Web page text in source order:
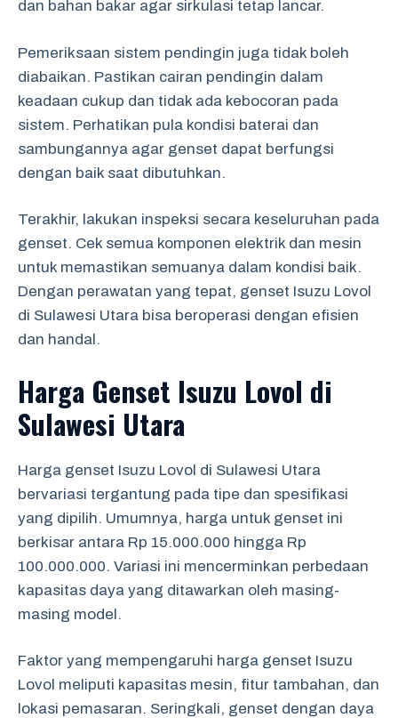
dan bahan bakar agar sirkulasi tetap lancar.
Pemeriksaan sistem pendingin juga tidak boleh
diabaikan. Pastikan cairan pendingin dalam
keadaan cukup dan tidak ada kebocoran pada
sistem. Perhatikan pula kondisi baterai dan
sambungannya agar genset dapat berfungsi
dengan baik saat dibutuhkan.
Terakhir, lakukan inspeksi secara keseluruhan pada
genset. Cek semua komponen elektrik dan mesin
untuk memastikan semuanya dalam kondisi baik.
Dengan perawatan yang tepat, genset Isuzu Lovol
di Sulawesi Utara bisa beroperasi dengan efisien
dan handal.
Harga Genset Isuzu Lovol di
Sulawesi Utara
Harga genset Isuzu Lovol di Sulawesi Utara
bervariasi tergantung pada tipe dan spesifikasi
yang dipilih. Umumnya, harga untuk genset ini
berkisar antara Rp 15.000.000 hingga Rp
100.000.000. Variasi ini mencerminkan perbedaan
kapasitas daya yang ditawarkan oleh masing-
masing model.
Faktor yang mempengaruhi harga genset Isuzu
Lovol meliputi kapasitas mesin, fitur tambahan, dan
lokasi pemasaran. Seringkali, genset dengan daya